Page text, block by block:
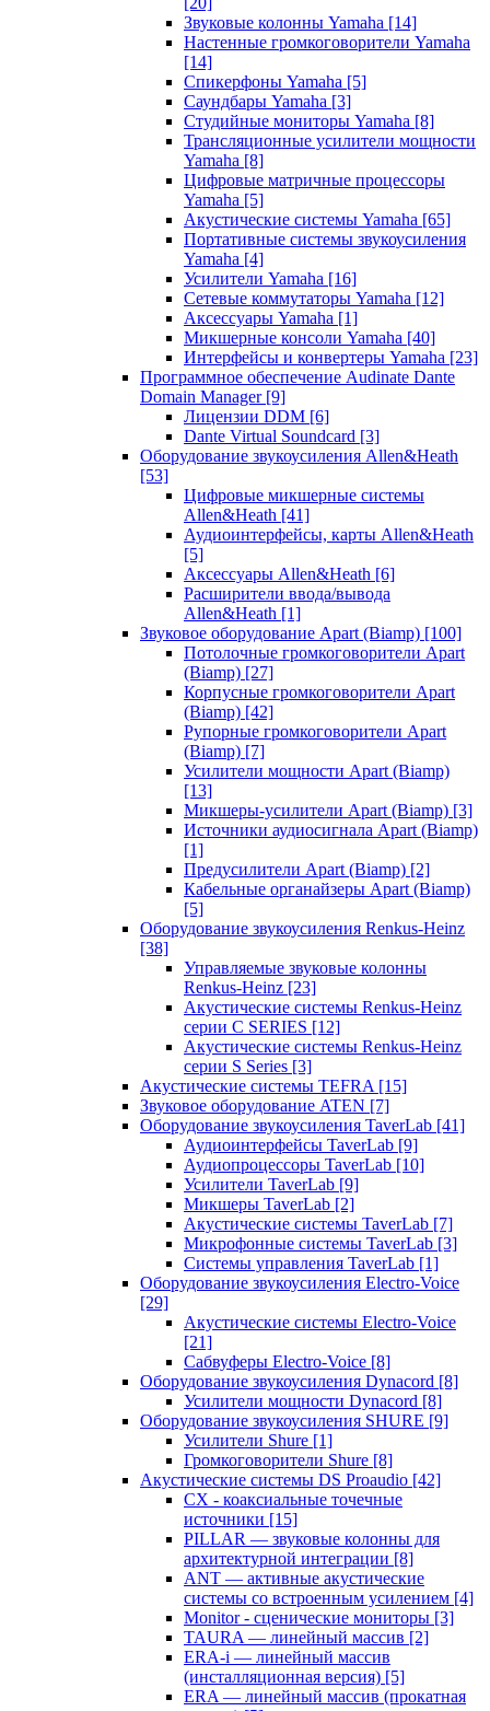
Звуковые колонны Yamaha [14]
Настенные громкоговорители Yamaha
[14]
Спикерфоны Yamaha [5]
Саундбары Yamaha [3]
Студийные мониторы Yamaha [8]
Трансляционные усилители мощности
Yamaha [8]
Цифровые матричные процессоры
Yamaha [5]
Акустические системы Yamaha [65]
Портативные системы звукоусиления
Yamaha [4]
Усилители Yamaha [16]
Сетевые коммутаторы Yamaha [12]
Аксессуары Yamaha [1]
Микшерные консоли Yamaha [40]
Интерфейсы и конвертеры Yamaha [23]
Программное обеспечение Audinate Dante
Domain Manager [9]
Лицензии DDM [6]
Dante Virtual Soundcard [3]
Оборудование звукоусиления Allen&Heath
[53]
Цифровые микшерные системы
Allen&Heath [41]
Аудиоинтерфейсы, карты Allen&Heath
[5]
Аксессуары Allen&Heath [6]
Расширители ввода/вывода
Allen&Heath [1]
Звуковое оборудование Apart (Biamp) [100]
Потолочные громкоговорители Apart
(Biamp) [27]
Корпусные громкоговорители Apart
(Biamp) [42]
Рупорные громкоговорители Apart
(Biamp) [7]
Усилители мощности Apart (Biamp)
[13]
Микшеры-усилители Apart (Biamp) [3]
Источники аудиосигнала Apart (Biamp)
[1]
Предусилители Apart (Biamp) [2]
Кабельные органайзеры Apart (Biamp)
[5]
Оборудование звукоусиления Renkus-Heinz
[38]
Управляемые звуковые колонны
Renkus-Heinz [23]
Акустические системы Renkus-Heinz
серии C SERIES [12]
Акустические системы Renkus-Heinz
серии S Series [3]
Акустические системы TEFRA [15]
Звуковое оборудование ATEN [7]
Оборудование звукоусиления TaverLab [41]
Аудиоинтерфейсы TaverLab [9]
Аудиопроцессоры TaverLab [10]
Усилители TaverLab [9]
Микшеры TaverLab [2]
Акустические системы TaverLab [7]
Микрофонные системы TaverLab [3]
Системы управления TaverLab [1]
Оборудование звукоусиления Electro-Voice
[29]
Акустические системы Electro-Voice
[21]
Сабвуферы Electro-Voice [8]
Оборудование звукоусиления Dynacord [8]
Усилители мощности Dynacord [8]
Оборудование звукоусиления SHURE [9]
Усилители Shure [1]
Громкоговорители Shure [8]
Акустические системы DS Proaudio [42]
CX - коаксиальные точечные
источники [15]
PILLAR — звуковые колонны для
архитектурной интеграции [8]
ANT — активные акустические
системы со встроенным усилением [4]
Monitor - сценические мониторы [3]
TAURA — линейный массив [2]
ERA-i — линейный массив
(инсталляционная версия) [5]
ERA — линейный массив (прокатная